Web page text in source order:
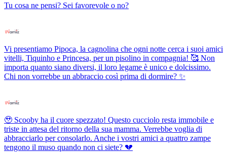
Tu cosa ne pensi? Sei favorevole o no?
Vi presentiamo Pipoca, la cagnolina che ogni notte cerca i suoi amici
vitelli, Tiquinho e Princesa, per un pisolino in compagnia! 🥰 Non
importa quanto siano diversi, il loro legame è unico e dolcissimo.
Chi non vorrebbe un abbraccio così prima di dormire? ✨
🥹 Scooby ha il cuore spezzato! Questo cucciolo resta immobile e
triste in attesa del ritorno della sua mamma. Verrebbe voglia di
abbracciarlo per consolarlo. Anche i vostri amici a quattro zampe
tengono il muso quando non ci siete? 💔